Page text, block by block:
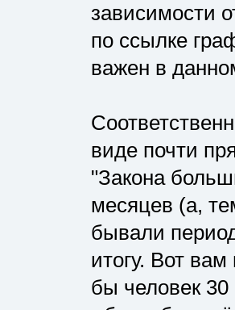
зависимости
по ссылке
важен в
виде почти
"Закона
месяцев (а,
бывали
итогу. Вот
бы человек